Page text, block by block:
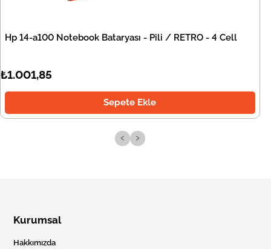
Hp 14-a100 Notebook Bataryası - Pili / RETRO - 4 Cell
₺1.001,85
Sepete Ekle
‹ ›
Kurumsal
Hakkımızda